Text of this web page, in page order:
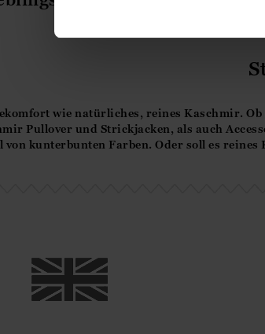
wie natürliches, reines Kaschmir.
Pullover und Strickjacken, als auch
von kunterbunten Farben. Oder soll es